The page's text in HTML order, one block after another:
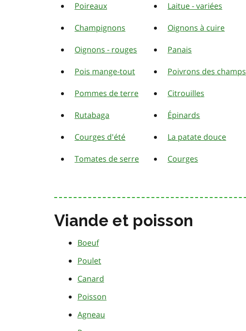
Poireaux Laitue - variées
Champignons Oignons à cuire
Oignons - rouges Panais
Pois mange-tout Poivrons des champs
Pommes de terre Citrouilles
Rutabaga Épinards
Courges d'été La patate douce
Tomates de serre Courges
Viande et poisson
Boeuf
Poulet
Canard
Poisson
Agneau